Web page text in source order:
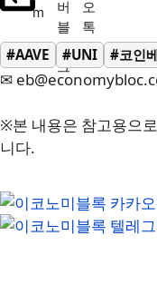
#AAVE #UNI #코인
✉
※본 내용은 참고용으
니다.